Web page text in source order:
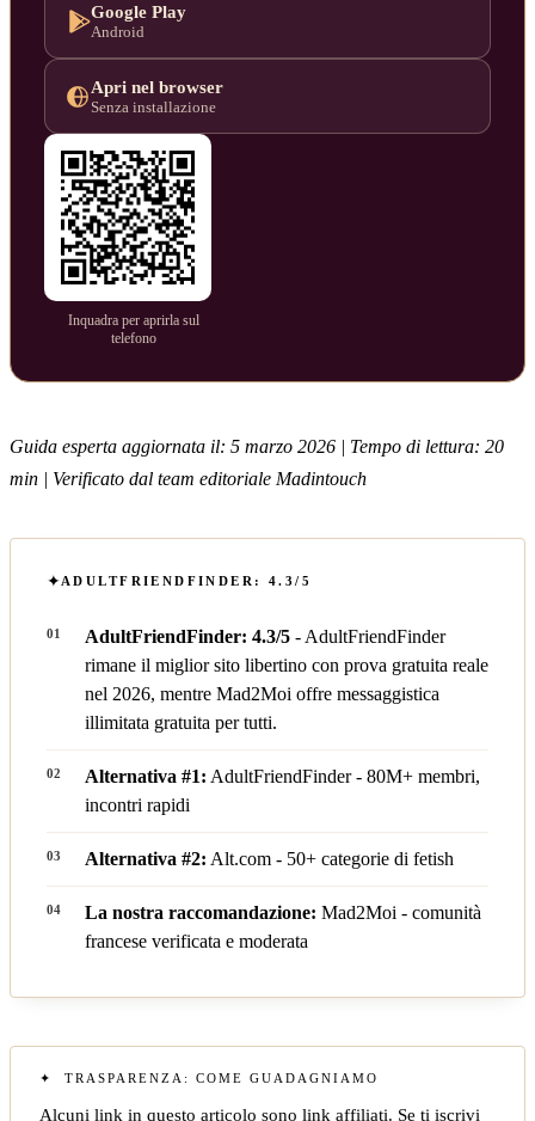
Google Play
Android
Apri nel browser
Senza installazione
Inquadra per aprirla sul
telefono
Guida esperta aggiornata il: 5 marzo 2026 | Tempo di lettura: 20
min | Verificato dal team editoriale Madintouch
ADULTFRIENDFINDER: 4.3/5
AdultFriendFinder: 4.3/5 - AdultFriendFinder
rimane il miglior sito libertino con prova gratuita reale
nel 2026, mentre Mad2Moi offre messaggistica
illimitata gratuita per tutti.
Alternativa #1: AdultFriendFinder- 80M+ membri,
incontri rapidi
Alternativa #2: Alt.com - 50+ categorie di fetish
La nostra raccomandazione: Mad2Moi - comunità
francese verificata e moderata
TRASPARENZA: COME GUADAGNIAMO
Alcuni link in questo articolo sono link affiliati. Se ti iscrivi